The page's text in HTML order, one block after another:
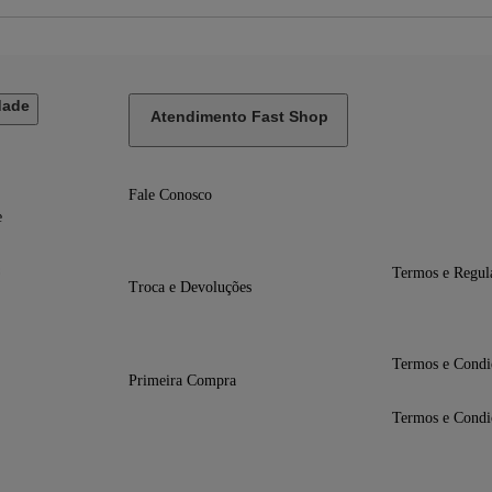
Atendimento Fast Shop
Fale Conosco
Troca e Devoluções
Primeira Compra
Termos e
Termos e
Termos e